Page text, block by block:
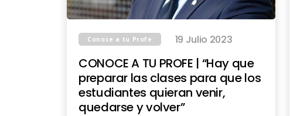
Conoce a tu Profe 19 Julio 2023
CONOCE A TU PROFE | “Hay que
preparar las clases para que los
estudiantes quieran venir,
quedarse y volver”